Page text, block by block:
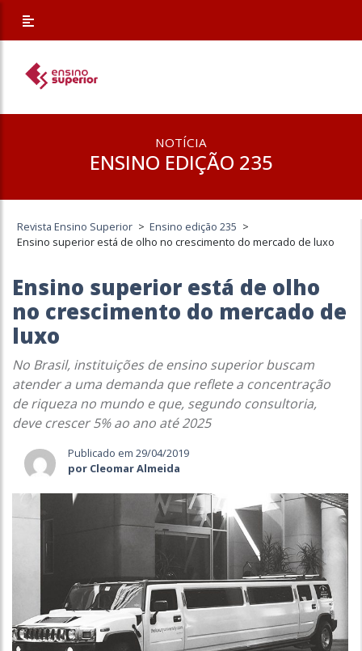
NOTÍCIA
ENSINO EDIÇÃO 235
Revista Ensino Superior > Ensino edição 235 >
Ensino superior está de olho no crescimento do mercado de luxo
Ensino superior está de olho
no crescimento do mercado de
luxo
No Brasil, instituições de ensino superior buscam
atender a uma demanda que reflete a concentração
de riqueza no mundo e que, segundo consultoria,
deve crescer 5% ao ano até 2025
Publicado em 29/04/2019
por Cleomar Almeida